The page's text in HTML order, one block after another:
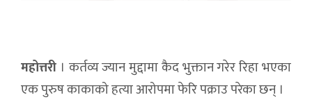
महोत्तरी । कर्तव्य ज्यान मुद्दामा कैद भुक्तान गरेर रिहा भएका
एक पुरुष काकाको हत्या आरोपमा फेरि पक्राउ परेका छन् ।